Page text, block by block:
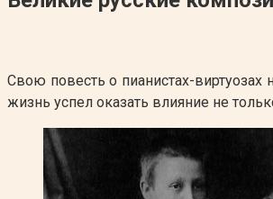
Свою повесть о пианистах-
жизнь успел оказать влияние не